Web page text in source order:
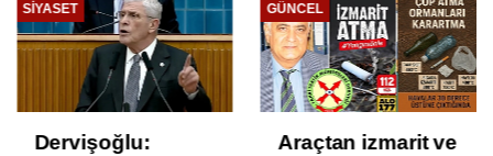
SIYASET
Dervişoğlu:
GÜNCEL
Araçtan izmarit ve